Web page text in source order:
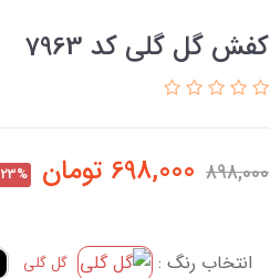
کفش گل گلی کد 7963
898,000
698,000 تومان 23%
انتخاب رنگ : گل گلی